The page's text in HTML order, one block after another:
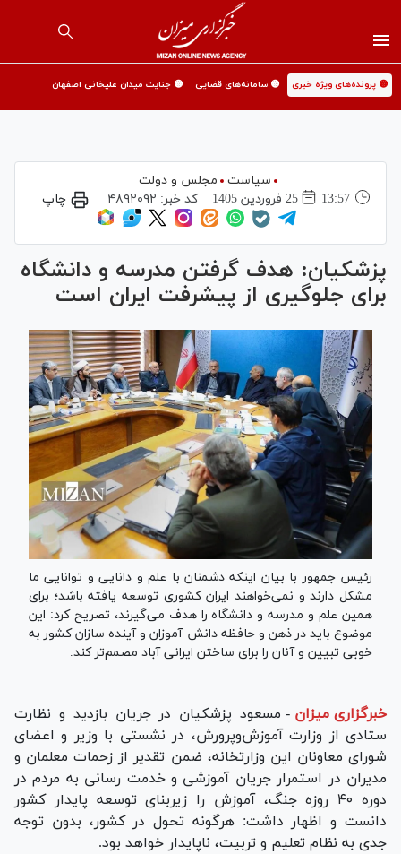
🟡 پرونده‌های ویژه خبری 🟡 سامانه‌های قضایی 🟡 جنایت میدان علیخانی اصفهان
سیاست
مجلس و دولت
13:57
25 فروردين 1405 کد خبر: ۴۸۹۲۰۹۲ چاپ
پزشکیان: هدف گرفتن مدرسه و دانشگاه
برای جلوگیری از پیشرفت ایران است
رئیس جمهور با بیان اینکه دشمنان با علم و دانایی و توانایی ما
مشکل دارند و نمی‌خواهند ایران کشوری توسعه یافته باشد؛ برای
همین علم و مدرسه و دانشگاه را هدف می‌گیرند، تصریح کرد: این
موضوع باید در ذهن و حافظه دانش آموزان و آینده سازان کشور به
خوبی تبیین و آنان را برای ساختن ایرانی آباد مصمم‌تر کند.
خبرگزاری میزان - مسعود پزشکیان در جریان بازدید و نظارت
ستادی از وزارت آموزش‌وپرورش، در نشستی با وزیر و اعضای
شورای معاونان این وزارتخانه، ضمن تقدیر از زحمات معلمان و
مدیران در استمرار جریان آموزشی و خدمت رسانی به مردم در
دوره ۴۰ روزه جنگ، آموزش را زیربنای توسعه پایدار کشور
دانست و اظهار داشت: هرگونه تحول در کشور، بدون توجه
جدی به نظام تعلیم و تربیت، ناپایدار خواهد بود.